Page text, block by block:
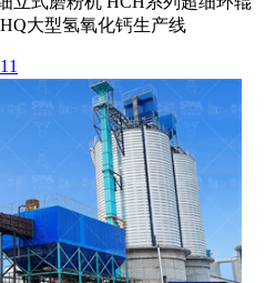
大型氢氧化钙生产线